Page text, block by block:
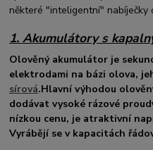
některé "inteligentní" nabíječky
1. Akumulátory s
Olověný akumulátor je
elektrodami na bázi olova,
sírová.Hlavní výhodou
dodávat vysoké rázové
nízkou cenu, je atraktivní
Vyrábějí se v kapacitách